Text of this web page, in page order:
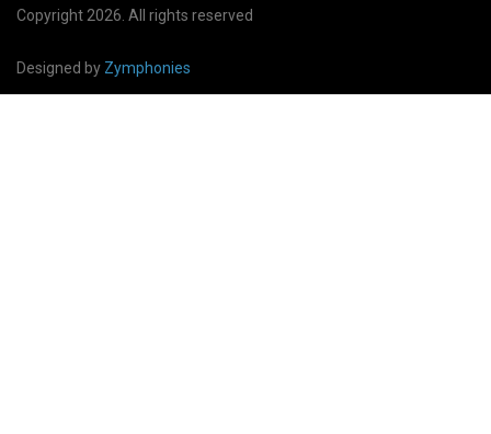
Copyright 2026. All rights reserved
Designed by Zymphonies